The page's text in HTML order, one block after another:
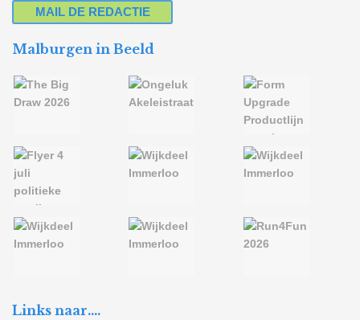
MAIL DE REDACTIE
Malburgen in Beeld
Links naar….